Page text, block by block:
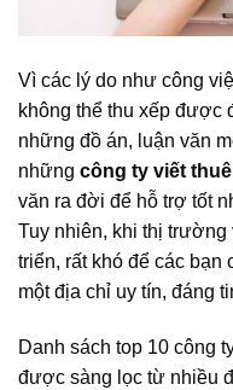
Vì các lý do như công
không thể thu xếp được
những đồ án, luận văn
những công ty viết
văn ra đời để hỗ trợ tốt
Tuy nhiên, khi thị trường
triển, rất khó để các
một địa chỉ uy tín, đáng
Danh sách top 10 công
được sàng lọc từ nhiều